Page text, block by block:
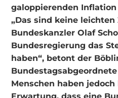
galoppierenden
„Das sind keine
Bundeskanzler Olaf
Bundesregierung das
haben“, betont der
Menschen haben
Erwartung, dass eine